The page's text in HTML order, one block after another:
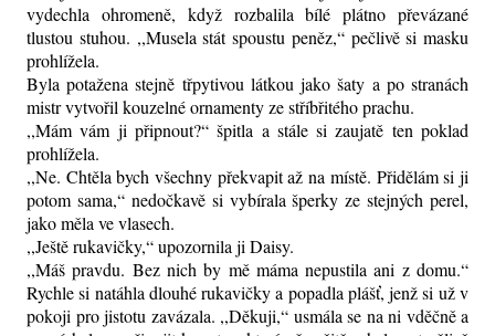
vydechla ohromeně, když rozbalila bílé plátno převázané
tlustou stuhou. ,,Musela stát spoustu peněz,“ pečlivě si masku
prohlížela.
Byla potažena stejně třpytivou látkou jako šaty a po stranách
mistr vytvořil kouzelné ornamenty ze stříbřitého prachu.
,,Mám vám ji připnout?“ špitla a stále si zaujatě ten poklad
prohlížela.
,,Ne. Chtěla bych všechny překvapit až na místě. Přidělám si ji
potom sama,“ nedočkavě si vybírala šperky ze stejných perel,
jako měla ve vlasech.
,,Ještě rukavičky,“ upozornila ji Daisy.
,,Máš pravdu. Bez nich by mě máma nepustila ani z domu.“
Rychle si natáhla dlouhé rukavičky a popadla plášť, jenž si už v
pokoji pro jistotu zavázala. ,,Děkuji,“ usmála se na ni vděčně a